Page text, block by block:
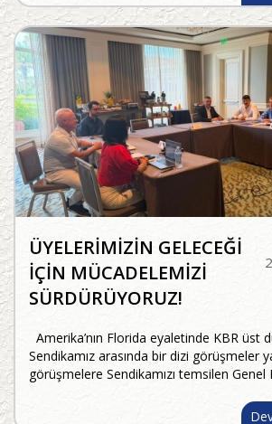
ÜYELERİMİZİN GELECEĞİ
İÇİN MÜCADELEMİZİ
SÜRDÜRÜYORUZ!
Amerika’nın Florida eyaletinde KBR üst
Sendikamız arasında bir dizi görüşmeler
görüşmelere Sendikamızı temsilen